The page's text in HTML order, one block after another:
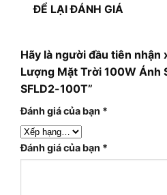
ĐỂ LẠI ĐÁNH GIÁ
Hãy là người đầu tiên nhận
Lượng Mặt Trời 100W Ánh
SFLD2-100T”
Đánh giá của bạn *
Đánh giá của bạn *